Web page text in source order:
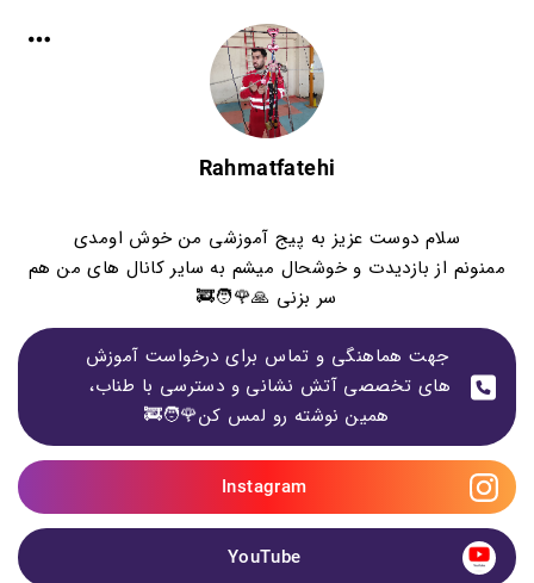
Rahmatfatehi
سلام دوست عزیز به پیج آموزشی من خوش اومدی
ممنونم از بازدیدت و خوشحال میشم به سایر کانال های من هم
سر بزنی 🙏🌹🧑‍🚒
های تخصصی آتش نشانی و دسترسی با طناب،
همین نوشته رو لمس کن🌹🧑‍🚒
Instagram
YouTube